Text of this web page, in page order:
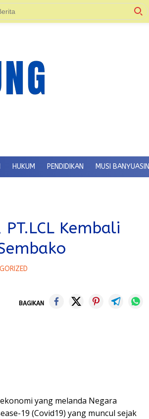
HUKUM PENDIDIKAN MUSI BANYUASIN
Kembali
BAGIKAN
yang melanda Negara
19 (Covid19) yang muncul sejak